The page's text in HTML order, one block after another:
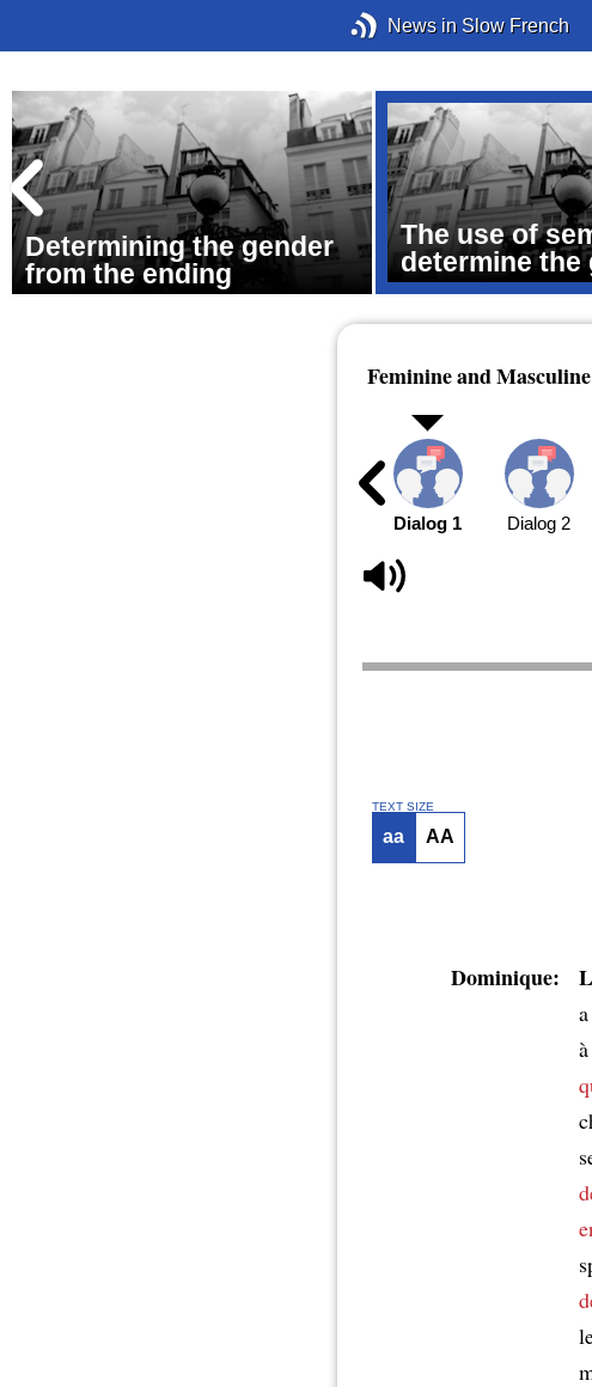
News in Slow French
Determining the gender
from the ending
The use of
determine the
Feminine and
Dialog 1 Dialog 2
TEXT SIZE
aa AA
Dominique: